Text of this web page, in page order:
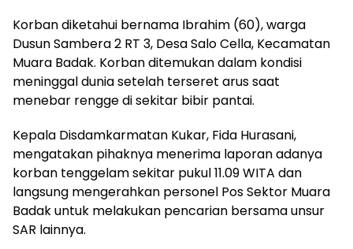
Korban diketahui bernama Ibrahim (60), warga
Dusun Sambera 2 RT 3, Desa Salo Cella, Kecamatan
Muara Badak. Korban ditemukan dalam kondisi
meninggal dunia setelah terseret arus saat
menebar rengge di sekitar bibir pantai.
Kepala Disdamkarmatan Kukar, Fida Hurasani,
mengatakan pihaknya menerima laporan adanya
korban tenggelam sekitar pukul 11.09 WITA dan
langsung mengerahkan personel Pos Sektor Muara
Badak untuk melakukan pencarian bersama unsur
SAR lainnya.